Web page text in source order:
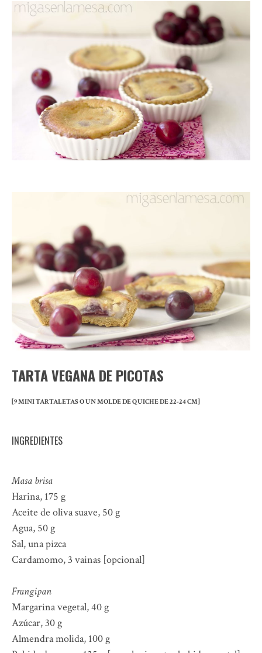
TARTA VEGANA DE PICOTAS
[9 MINI TARTALETAS O UN MOLDE DE QUICHE DE 22-24 CM]
INGREDIENTES
Masa brisa
Harina, 175 g
Aceite de oliva suave, 50 g
Agua, 50 g
Sal, una pizca
Cardamomo, 3 vainas [opcional]
Frangipan
Margarina vegetal, 40 g
Azúcar, 30 g
Almendra molida, 100 g